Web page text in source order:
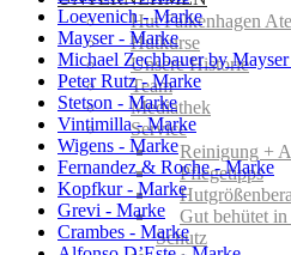
Hut Falkenhagen
Hutkurse
Unsere Historie
Team
Mediathek
Service
Reinigung +
Pflegetipps
Gut behütet
Schutz
Loevenich - Marke
Mayser - Marke
Michael Zechbauer by
Peter Rutz - Marke
Stetson - Marke
Vintimilla - Marke
Wigens - Marke
Fernandez & Roche - Marke
Kopfkur - Marke
Grevi - Marke
Crambes - Marke